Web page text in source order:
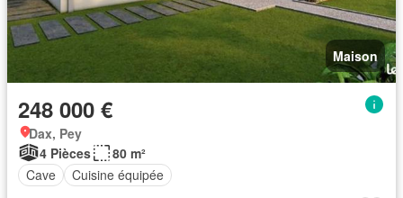
Maison
248 000 €
Dax, Pey
4 Pièces
80 m²
Cave
Cuisine équipée